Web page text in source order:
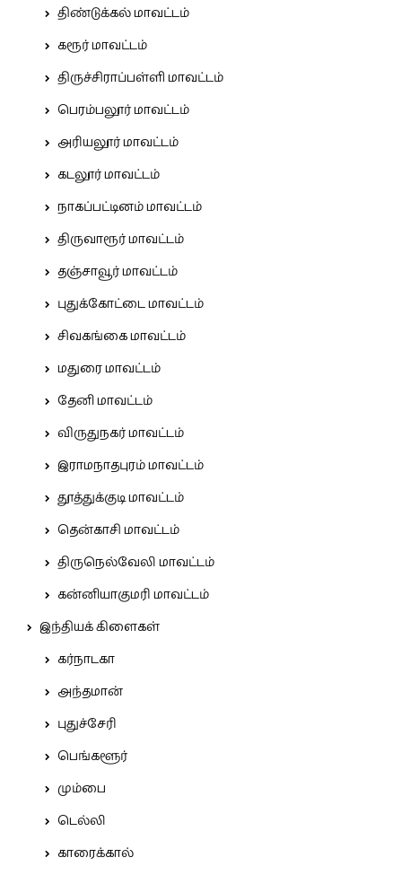
திண்டுக்கல் மாவட்டம்
கரூர் மாவட்டம்
திருச்சிராப்பள்ளி மாவட்டம்
பெரம்பலூர் மாவட்டம்
அரியலூர் மாவட்டம்
கடலூர் மாவட்டம்
நாகப்பட்டினம் மாவட்டம்
திருவாரூர் மாவட்டம்
தஞ்சாவூர் மாவட்டம்
புதுக்கோட்டை மாவட்டம்
சிவகங்கை மாவட்டம்
மதுரை மாவட்டம்
தேனி மாவட்டம்
விருதுநகர் மாவட்டம்
இராமநாதபுரம் மாவட்டம்
தூத்துக்குடி மாவட்டம்
தென்காசி மாவட்டம்
திருநெல்வேலி மாவட்டம்
கன்னியாகுமரி மாவட்டம்
இந்தியக் கிளைகள்
கர்நாடகா
அந்தமான்
புதுச்சேரி
பெங்களூர்
மும்பை
டெல்லி
காரைக்கால்